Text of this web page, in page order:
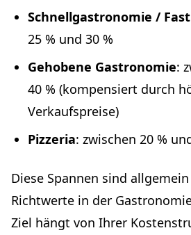
Schnellgastronomie /
25 % und 30 %
Gehobene Gastronomie:
40 % (kompensiert durch
Verkaufspreise)
Pizzeria: zwischen 20 %
Diese Spannen sind
Richtwerte in der
Ziel hängt von Ihrer